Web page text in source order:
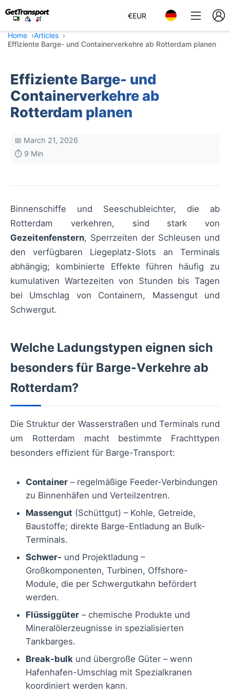
€EUR
Home
Articles
Effiziente Barge- und Containerverkehre ab Rotterdam planen
Effiziente Barge- und
Containerverkehre ab
Rotterdam planen
📅 March 21, 2026
⏱️ 9 Min
Binnenschiffe und Seeschubleichter, die ab
Rotterdam verkehren, sind stark von
Gezeitenfenstern, Sperrzeiten der Schleusen und
den verfügbaren Liegeplatz-Slots an Terminals
abhängig; kombinierte Effekte führen häufig zu
kumulativen Wartezeiten von Stunden bis Tagen
bei Umschlag von Containern, Massengut und
Schwergut.
Welche Ladungstypen eignen sich
besonders für Barge-Verkehre ab
Rotterdam?
Die Struktur der Wasserstraßen und Terminals rund
um Rotterdam macht bestimmte Frachttypen
besonders effizient für Barge-Transport:
Container – regelmäßige Feeder-Verbindungen
zu Binnenhäfen und Verteilzentren.
Massengut (Schüttgut) – Kohle, Getreide,
Baustoffe; direkte Barge-Entladung an Bulk-
Terminals.
Schwer- und Projektladung –
Großkomponenten, Turbinen, Offshore-
Module, die per Schwergutkahn befördert
werden.
Flüssiggüter – chemische Produkte und
Mineralölerzeugnisse in spezialisierten
Tankbarges.
Break-bulk und übergroße Güter – wenn
Hafenhafen-Umschlag mit Spezialkranen
koordiniert werden kann.